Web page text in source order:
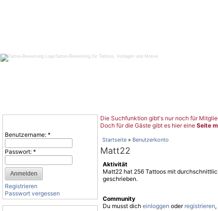
Tattoo-Bewertung für Tattoos, Vorlagen und Motive
Benutzername: *
Passwort: *
Registrieren
Passwort vergessen
Die Suchfunktion gibt's nur noch für
Doch für die Gäste gibt es hier eine Seite
Startseite » Benutzerkonto
Matt22
Aktivität
Matt22 hat 256 Tattoos mit
geschrieben.
Community
Du musst dich einloggen oder registrieren